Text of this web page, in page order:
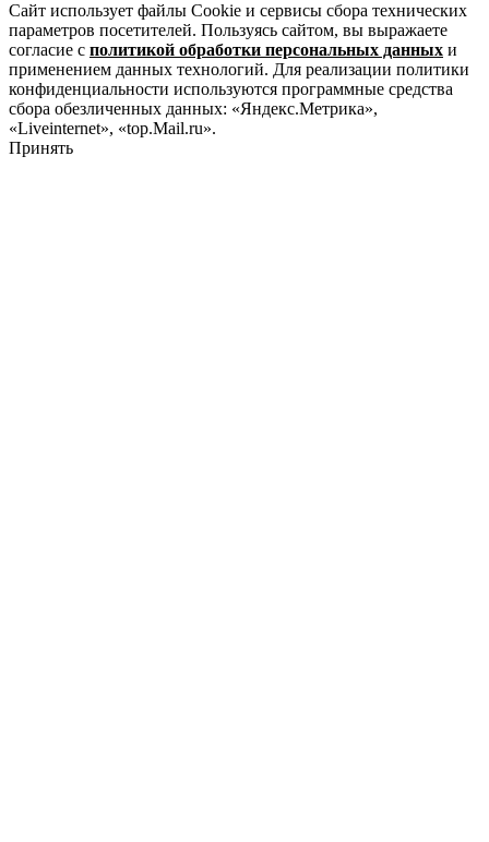
Сайт использует файлы Cookie и сервисы сбора технических
параметров посетителей. Пользуясь сайтом, вы выражаете
согласие с политикой обработки персональных данных и
применением данных технологий. Для реализации политики
конфиденциальности используются программные средства
сбора обезличенных данных: «Яндекс.Метрика»,
«Liveinternet», «top.Mail.ru».
Принять